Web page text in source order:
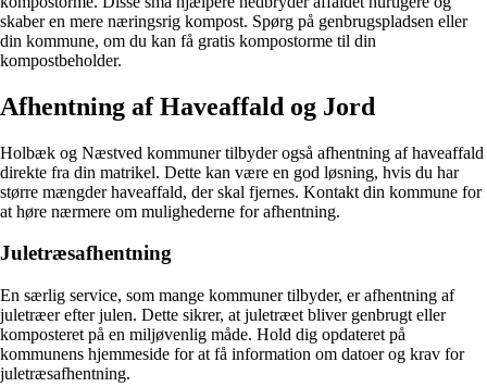
skaber en mere næringsrig kompost. Spørg på genbrugspladsen eller
din kommune, om du kan få gratis kompostorme til din
kompostbeholder.
Afhentning af Haveaffald og Jord
Holbæk og Næstved kommuner tilbyder også afhentning af haveaffald
direkte fra din matrikel. Dette kan være en god løsning, hvis du har
større mængder haveaffald, der skal fjernes. Kontakt din kommune for
at høre nærmere om mulighederne for afhentning.
Juletræsafhentning
En særlig service, som mange kommuner tilbyder, er afhentning af
juletræer efter julen. Dette sikrer, at juletræet bliver genbrugt eller
komposteret på en miljøvenlig måde. Hold dig opdateret på
kommunens hjemmeside for at få information om datoer og krav for
juletræsafhentning.